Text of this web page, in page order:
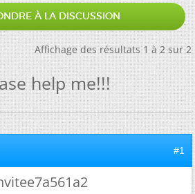
À LA DISCUSSION
Affichage des résultats 1 à 2 sur 2
help me!!!
#1